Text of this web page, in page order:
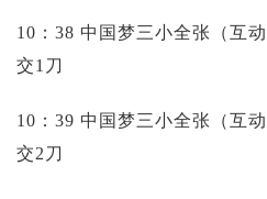
10：38 中国梦三小全张（互
交1刀
10：39 中国梦三小全张（互
交2刀